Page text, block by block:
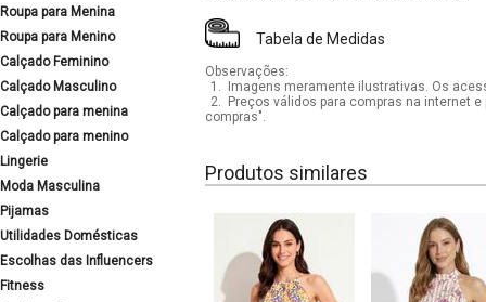
Roupa para Menina
Roupa para Menino
Calçado Feminino
Calçado Masculino
Calçado para menina
Calçado para menino
Lingerie
Moda Masculina
Pijamas
Utilidades Domésticas
Escolhas das Influencers
Fitness
Tabela de Medidas
Observações:
1.
Imagens meramente ilustrativas. Os
2.
Preços válidos para compras na internet
compras".
Produtos similares